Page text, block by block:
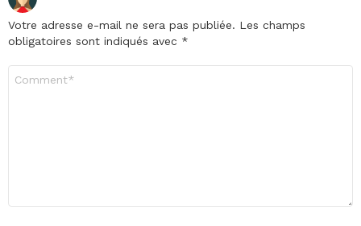
Votre adresse e-mail ne sera pas publiée. Les champs
obligatoires sont indiqués avec *